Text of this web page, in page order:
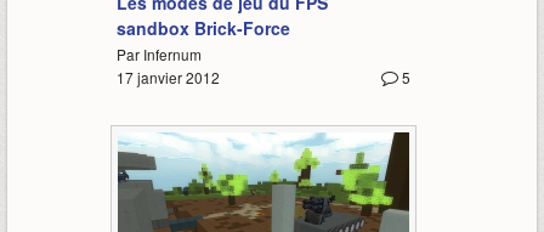
sandbox Brick-Force
Par Infernum
5
17 janvier 2012